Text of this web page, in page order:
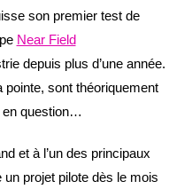
son premier test de
Near Field
depuis plus d’une année.
pointe, sont théoriquement
en question…
et à l’un des principaux
projet pilote dès le mois